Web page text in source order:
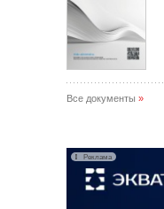
Все документы »
Реклама